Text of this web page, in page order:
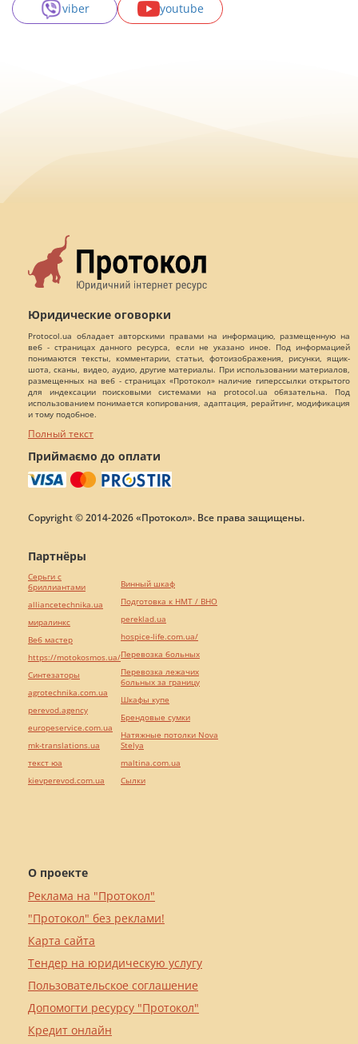
viber
youtube
Юридические оговорки
Protocol.ua обладает авторскими правами на информацию, размещенную на
веб - страницах данного ресурса, если не указано иное. Под информацией
понимаются тексты, комментарии, статьи, фотоизображения, рисунки, ящик-
шота, сканы, видео, аудио, другие материалы. При использовании материалов,
размещенных на веб - страницах «Протокол» наличие гиперссылки открытого
для индексации поисковыми системами на protocol.ua обязательна. Под
использованием понимается копирования, адаптация, рерайтинг, модификация
и тому подобное.
Полный текст
Приймаємо до оплати
Copyright © 2014-2026 «Протокол». Все права защищены.
О проекте
Реклама на "Протокол"
"Протокол" без реклами!
Карта сайта
Тендер на юридическую услугу
Пользовательское соглашение
Допомогти ресурсу "Протокол"
Кредит онлайн
Партнёры
Серьги с
бриллиантами
alliancetechnika.ua
миралинкс
Веб мастер
https://motokosmos.ua/
Синтезаторы
agrotechnika.com.ua
perevod.agency
europeservice.com.ua
mk-translations.ua
текст юа
kievperevod.com.ua
Винный шкаф
Подготовка к НМТ / ВНО
pereklad.ua
hospice-life.com.ua/
Перевозка больных
Перевозка лежачих
больных за границу
Шкафы купе
Брендовые сумки
Натяжные потолки Nova
Stelya
maltina.com.ua
Cылки